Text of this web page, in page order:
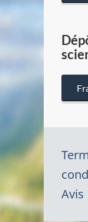
Avis